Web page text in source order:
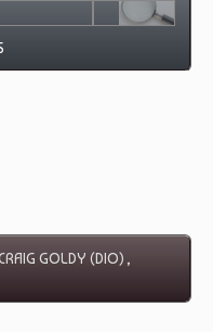
GOLDY (DIO) ,